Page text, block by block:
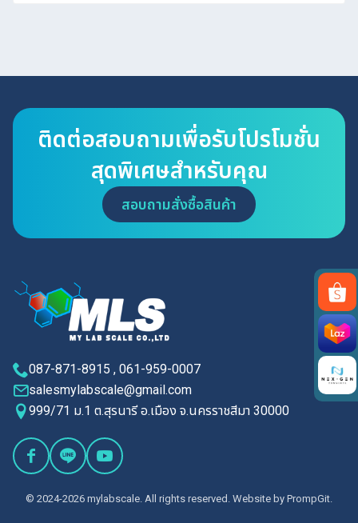
Search
ติดต่อสอบถามเพื่อรับโปรโมชั่น
สุดพิเศษสำหรับคุณ
สอบถามสั่งซื้อสินค้า
087-871-8915 , 061-959-0007
salesmylabscale@gmail.com
999/71 ม.1 ต.สุรนารี อ.เมือง จ.นครราชสีมา 30000
© 2024-2026 mylabscale. All rights reserved. Website by PrompGit.